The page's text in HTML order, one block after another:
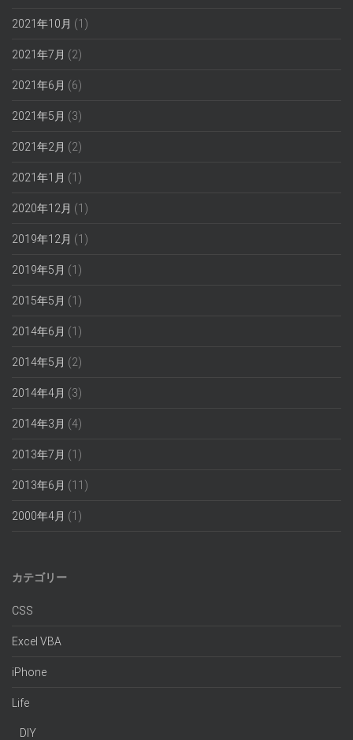
2021年10月 (1)
2021年7月 (2)
2021年6月 (6)
2021年5月 (3)
2021年2月 (2)
2021年1月 (1)
2020年12月 (1)
2019年12月 (1)
2019年5月 (1)
2015年5月 (1)
2014年6月 (1)
2014年5月 (2)
2014年4月 (3)
2014年3月 (4)
2013年7月 (1)
2013年6月 (11)
2000年4月 (1)
カテゴリー
CSS
Excel VBA
iPhone
Life
DIY